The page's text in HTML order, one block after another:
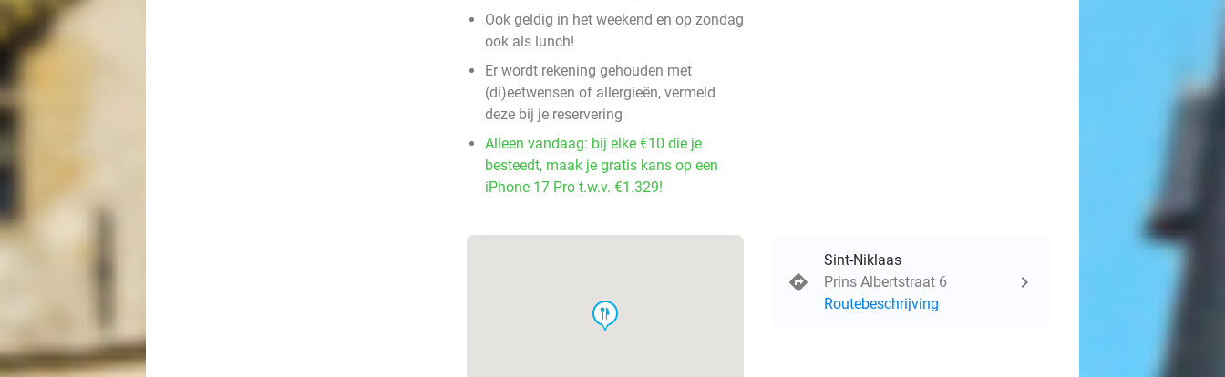
Ook geldig in het weekend en op zondag
ook als lunch!
Er wordt rekening gehouden met
(di)eetwensen of allergieën, vermeld
deze bij je reservering
Alleen vandaag: bij elke €10 die je
besteedt, maak je gratis kans op een
iPhone 17 Pro t.w.v. €1.329!
food
Sint-Niklaas
Prins Albertstraat 6
Routebeschrijving